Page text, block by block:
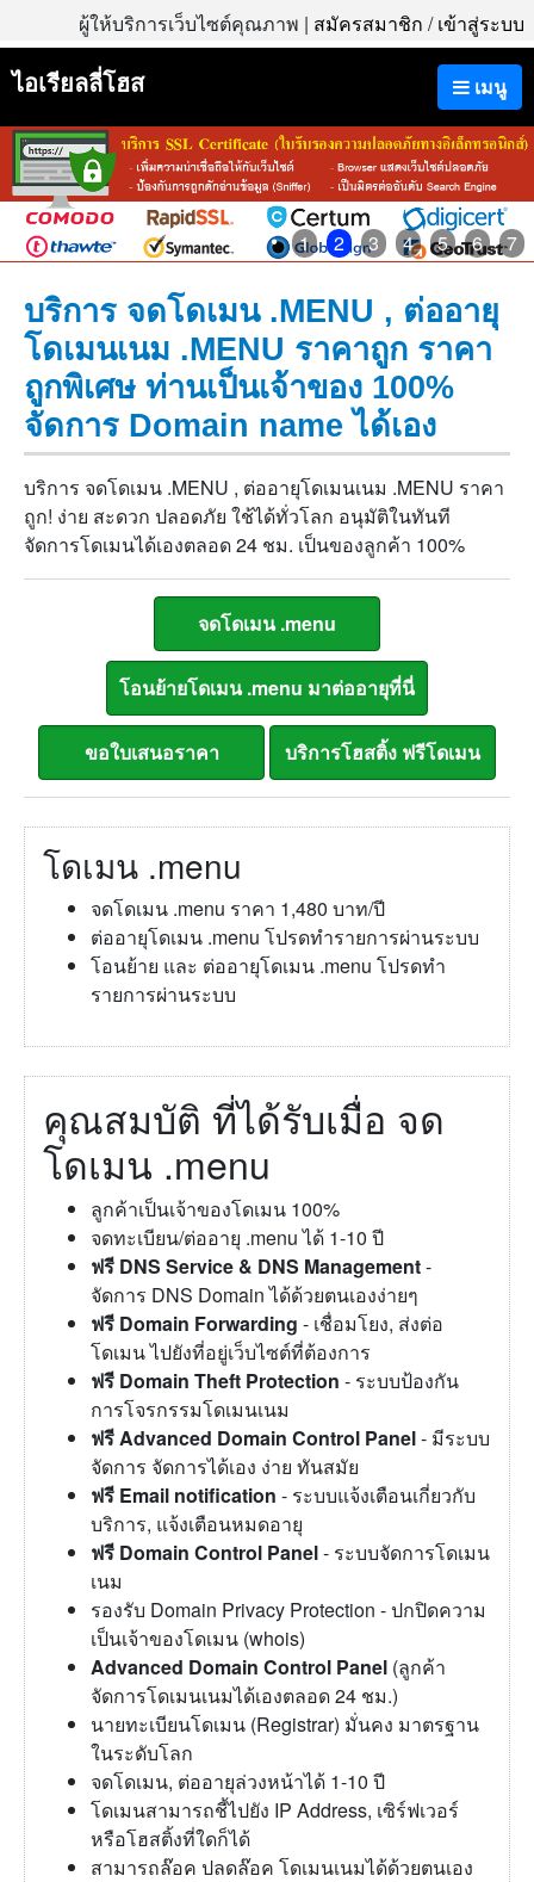
ผู้ให้บริการเว็บไซต์คุณภาพ | สมัครสมาชิก /เข้าสู่ระบบ
เมนู
ไอเรียลลี่โฮส
1 2 3 4 5 6 7
บริการ จดโดเมน .MENU , ต่ออายุ
โดเมนเนม .MENU ราคาถูก ราคา
ถูกพิเศษ ท่านเป็นเจ้าของ 100%
จัดการ Domain name ได้เอง
บริการ จดโดเมน .MENU , ต่ออายุโดเมนเนม .MENU ราคา
ถูก! ง่าย สะดวก ปลอดภัย ใช้ได้ทั่วโลก อนุมัติในทันที
จัดการโดเมนได้เองตลอด 24 ชม. เป็นของลูกค้า 100%
โดเมน .menu
จดโดเมน .menu ราคา 1,480 บาท/ปี
ต่ออายุโดเมน .menu โปรดทำรายการผ่านระบบ
โอนย้าย และ ต่ออายุโดเมน .menu โปรดทำ
รายการผ่านระบบ
คุณสมบัติ ที่ได้รับเมื่อ จด
โดเมน .menu
ลูกค้าเป็นเจ้าของโดเมน 100%
จดทะเบียน/ต่ออายุ .menu ได้ 1-10 ปี
ฟรี DNS Service & DNS Management-
จัดการ DNS Domain ได้ด้วยตนเองง่ายๆ
ฟรี Domain Forwarding - เชื่อมโยง, ส่งต่อ
โดเมน ไปยังที่อยู่เว็บไซต์ที่ต้องการ
ฟรี Domain Theft Protection - ระบบป้องกัน
การโจรกรรมโดเมนเนม
ฟรี Advanced Domain Control Panel- มีระบบ
จัดการ จัดการได้เอง ง่าย ทันสมัย
ฟรี Email notification - ระบบแจ้งเตือนเกี่ยวกับ
บริการ, แจ้งเตือนหมดอายุ
ฟรี Domain Control Panel- ระบบจัดการโดเมน
เนม
รองรับ Domain Privacy Protection - ปกปิดความ
เป็นเจ้าของโดเมน (whois)
Advanced Domain Control Panel (ลูกค้า
จัดการโดเมนเนมได้เองตลอด 24 ชม.)
นายทะเบียนโดเมน (Registrar) มั่นคง มาตรฐาน
ในระดับโลก
จดโดเมน, ต่ออายุล่วงหน้าได้ 1-10 ปี
โดเมนสามารถชี้ไปยัง IP Address, เซิร์ฟเวอร์
หรือโฮสติ้งที่ใดก็ได้
สามารถล๊อค ปลดล๊อค โดเมนเนมได้ด้วยตนเอง